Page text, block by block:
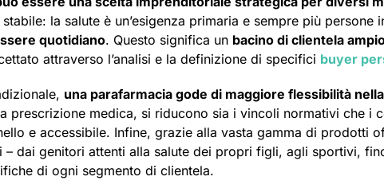
la salute è un’esigenza primaria e sempre più persone
quotidiano. Questo significa un bacino di clientela
attraverso l’analisi e la definizione di specifici buyer
una parafarmacia gode di maggiore flessibilità
prescrizione medica, si riducono sia i vincoli normativi che i
e accessibile. Infine, grazie alla vasta gamma di prodotti
dai genitori attenti alla salute dei propri figli, agli sportivi,
di ogni segmento di clientela.